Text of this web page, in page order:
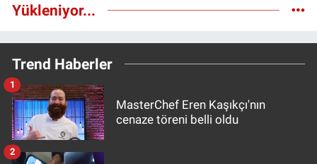
Yükleniyor...
Trend Haberler
MasterChef Eren Kaşıkçı'nın
cenaze töreni belli oldu
1
2